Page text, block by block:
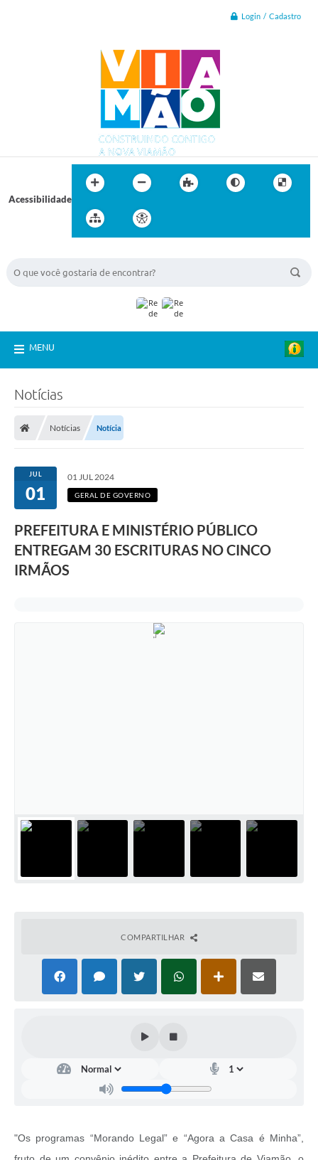
Login / Cadastro
Acessibilidade
MENU
Notícias
Notícias Notícia
JUL
01
01 JUL 2024
GERAL DE GOVERNO
PREFEITURA E MINISTÉRIO PÚBLICO
ENTREGAM 30 ESCRITURAS NO CINCO
IRMÃOS
COMPARTILHAR
"Os programas “Morando Legal” e “Agora a Casa é Minha”,